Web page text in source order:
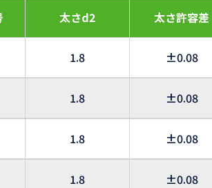
太さd2 太さ許容差
1.8 ±0.08
1.8 ±0.08
1.8 ±0.08
1.8 ±0.08